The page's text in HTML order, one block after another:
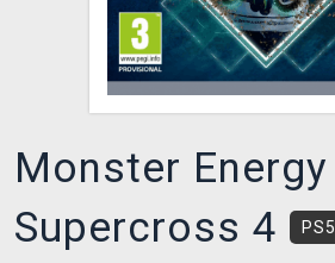
VÝKUP HER (BAZAR)
Monster Energy
Supercross 4
PS5